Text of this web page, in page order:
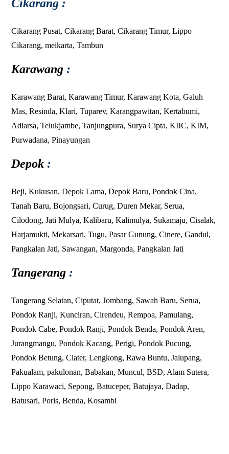
Cikarang :
Cikarang Pusat, Cikarang Barat, Cikarang Timur, Lippo
Cikarang, meikarta, Tambun
Karawang :
Karawang Barat,Karawang Timur,Karawang Kota,Galuh
Mas,Resinda,Klari,Tuparev,Karangpawitan,Kertabumi,
Adiarsa,Telukjambe,Tanjungpura, Surya Cipta,KIIC,KIM,
Purwadana,Pinayungan
Depok :
Beji, Kukusan,Depok Lama,Depok Baru,Pondok Cina,
Tanah Baru, Bojongsari, Curug, Duren Mekar, Serua,
Cilodong, Jati Mulya, Kalibaru, Kalimulya, Sukamaju, Cisalak,
Harjamukti,Mekarsari, Tugu, Pasar Gunung,Cinere,Gandul,
Pangkalan Jati, Sawangan,Margonda,Pangkalan Jati
Tangerang :
Tangerang Selatan, Ciputat, Jombang, Sawah Baru, Serua,
Pondok Ranji,Kunciran, Cirendeu, Rempoa, Pamulang,
Pondok Cabe, Pondok Ranji, Pondok Benda, Pondok Aren,
Jurangmangu, Pondok Kacang, Perigi, Pondok Pucung,
Pondok Betung, Ciater, Lengkong, Rawa Buntu, Jalupang,
Pakualam, pakulonan, Babakan, Muncul,BSD, Alam Sutera,
Lippo Karawaci, Sepong, Batuceper, Batujaya,Dadap,
Batusari, Poris, Benda,Kosambi